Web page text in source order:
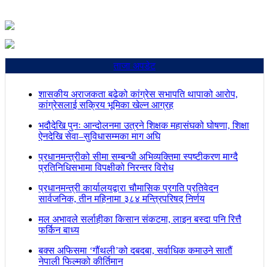
ताजा अपडेट
शासकीय अराजकता बढेको कांग्रेस सभापति थापाको आरोप,
कांग्रेसलाई सक्रिय भूमिका खेल्न आग्रह
भदौदेखि पुनः आन्दोलनमा उत्रने शिक्षक महासंघको घोषणा, शिक्षा
ऐनदेखि सेवा–सुविधासम्मका माग अघि
प्रधानमन्त्रीको सीमा सम्बन्धी अभिव्यक्तिमा स्पष्टीकरण माग्दै
प्रतिनिधिसभामा विपक्षीको निरन्तर विरोध
प्रधानमन्त्री कार्यालयद्वारा चौमासिक प्रगति प्रतिवेदन
सार्वजनिक, तीन महिनामा ३८४ मन्त्रिपरिषद् निर्णय
मल अभावले सर्लाहीका किसान संकटमा, लाइन बस्दा पनि रित्तै
फर्किन बाध्य
बक्स अफिसमा ‘गौंथली’को दबदबा, सर्वाधिक कमाउने सातौं
नेपाली फिल्मको कीर्तिमान